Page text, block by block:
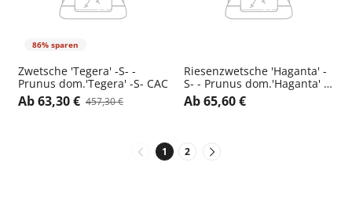
86% sparen
Zwetsche 'Tegera' -S- -
Prunus dom.'Tegera' -S- CAC
Ab 63,30 € 457,30 €
Riesenzwetsche 'Haganta' -
S- - Prunus dom.'Haganta' -
S- CAC
Ab 65,60 €
1 2